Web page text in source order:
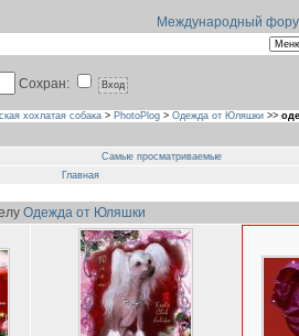
Международный
Сохран:
хохлатая собака > PhotoPlog > Одежда от Юляшки >>
Самые просматриваемые
Главная
Одежда от Юляшки